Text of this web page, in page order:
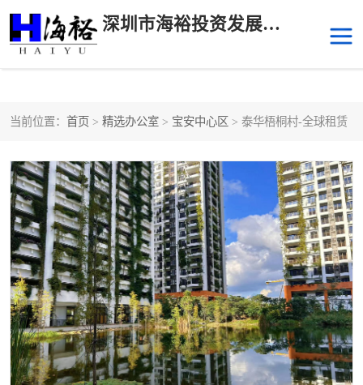
深圳市海裕投资发展有限公司
当前位置： 首页 > 精选办公室 > 宝安中心区 > 泰华梧桐村-全球租赁
科技园中区 南山华侨城
前海 深圳湾科技生态园
福田中心区写字楼租赁 宝安中心区
深圳宝安 福田车公庙
罗湖水贝 南山南油
龙华 罗湖区